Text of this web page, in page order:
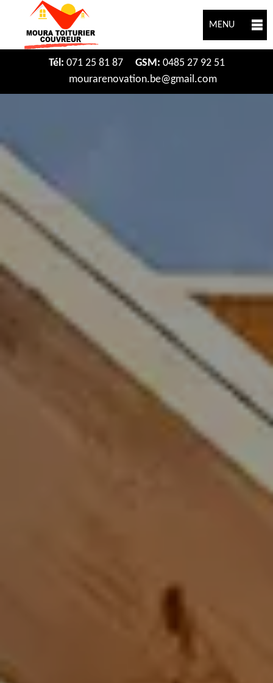
MENU
Tél: 071 25 81 87 GSM: 0485 27 92 51
mourarenovation.be@gmail.com